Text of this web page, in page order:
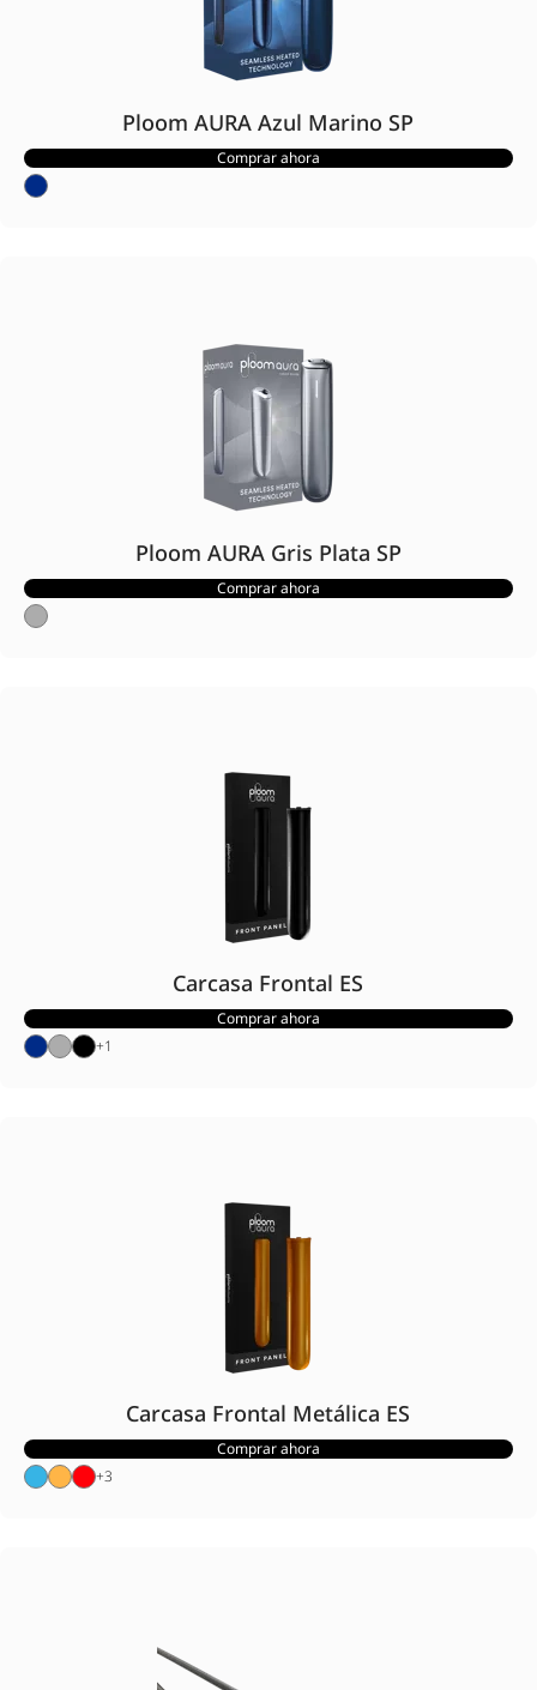
Ploom AURA Azul Marino SP
Comprar ahora
Ploom AURA Gris Plata SP
Comprar ahora
Carcasa Frontal ES
Comprar ahora
+1
Carcasa Frontal Metálica ES
Comprar ahora
+3